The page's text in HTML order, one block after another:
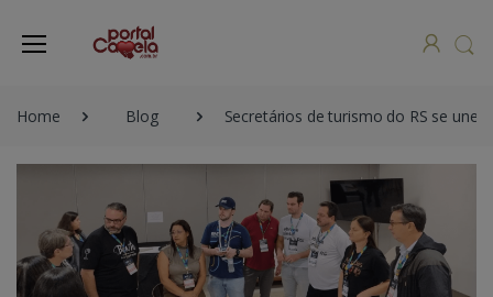
Home Blog Secretários de turismo do RS se unem